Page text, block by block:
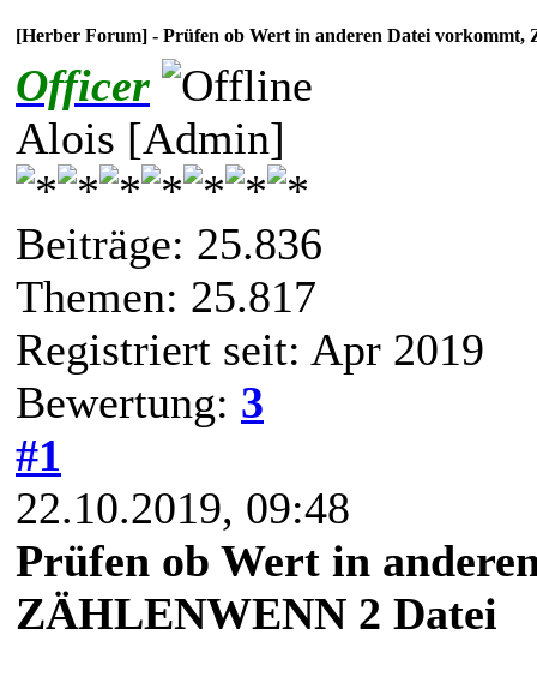
[Herber Forum] - Prüfen ob Wert in anderen Datei
Officer
Alois [Admin]
Beiträge: 25.836
Themen: 25.817
Registriert seit: Apr 2019
Bewertung: 3
#1
22.10.2019, 09:48
Prüfen ob Wert in
ZÄHLENWENN 2 Datei